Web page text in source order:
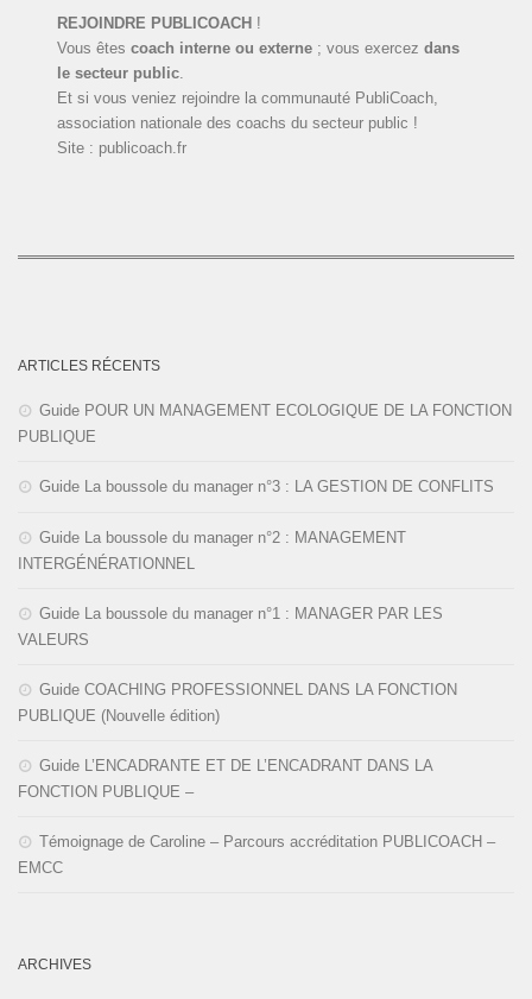
REJOINDRE PUBLICOACH !
Vous êtescoach interne ou externe ; vous exercezdans
le secteur public.
Et si vous veniez rejoindre la communauté PubliCoach,
association nationale des coachs du secteur public !
Site : publicoach.fr
ARTICLES RÉCENTS
Guide POUR UN MANAGEMENT ECOLOGIQUE DE LA FONCTION
PUBLIQUE
Guide La boussole du manager n°3 : LA GESTION DE CONFLITS
Guide La boussole du manager n°2 : MANAGEMENT
INTERGÉNÉRATIONNEL
Guide La boussole du manager n°1 : MANAGER PAR LES
VALEURS
Guide COACHING PROFESSIONNEL DANS LA FONCTION
PUBLIQUE (Nouvelle édition)
Guide L’ENCADRANTE ET DE L’ENCADRANT DANS LA
FONCTION PUBLIQUE –
Témoignage de Caroline – Parcours accréditation PUBLICOACH –
EMCC
ARCHIVES